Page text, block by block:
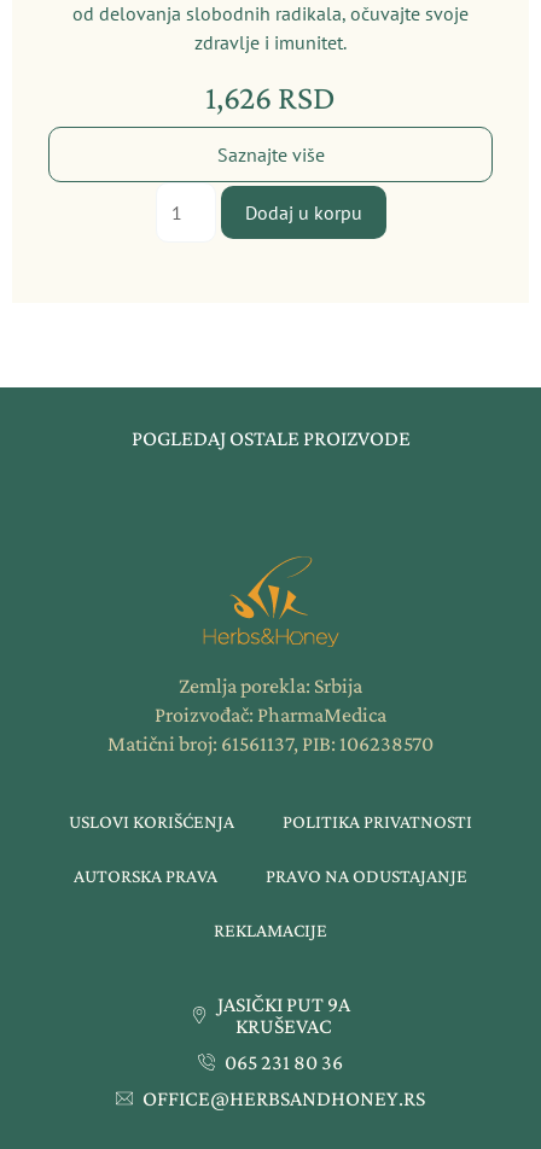
od delovanja slobodnih radikala, očuvajte svoje
zdravlje i imunitet.
1,626 RSD
Saznajte više
količina
Dodaj u korpu
POGLEDAJ OSTALE PROIZVODE
Zemlja porekla: Srbija
Proizvođač: PharmaMedica
Matični broj: 61561137, PIB: 106238570
USLOVI KORIŠĆENJA POLITIKA PRIVATNOSTI
AUTORSKA PRAVA PRAVO NA ODUSTAJANJE
REKLAMACIJE
JASIČKI PUT 9A
KRUŠEVAC
065 231 80 36
OFFICE@HERBSANDHONEY.RS